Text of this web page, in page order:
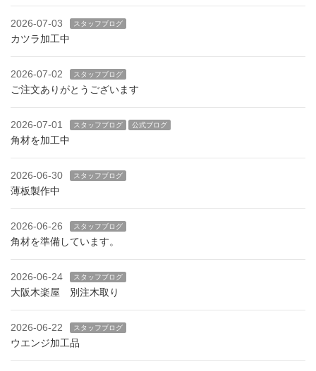
2026-07-03 スタッフブログ
カツラ加工中
2026-07-02 スタッフブログ
ご注文ありがとうございます
2026-07-01 スタッフブログ 公式ブログ
角材を加工中
2026-06-30 スタッフブログ
薄板製作中
2026-06-26 スタッフブログ
角材を準備しています。
2026-06-24 スタッフブログ
大阪木楽屋 別注木取り
2026-06-22 スタッフブログ
ウエンジ加工品